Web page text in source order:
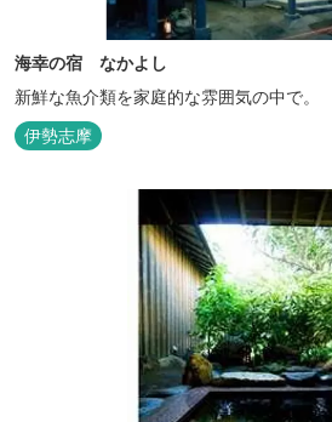
海幸の宿 なかよし
新鮮な魚介類を家庭的な雰囲気の中で。
伊勢志摩